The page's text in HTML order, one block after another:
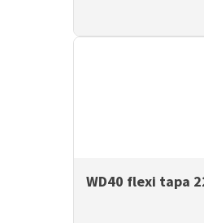
WD40 flexi tapa